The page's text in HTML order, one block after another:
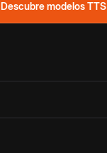
Descubre modelos TTS